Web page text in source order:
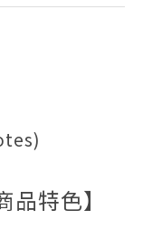
品特色】